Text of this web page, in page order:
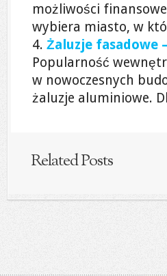
możliwości
wybiera miasto, w
Żaluzje fasadowe
Popularność
w nowoczesnych
żaluzje aluminiowe.
Related Posts